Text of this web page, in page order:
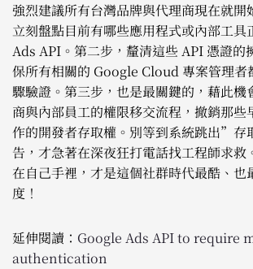
強烈建議所有台灣品牌與代理商現在就開
立刻盤點目前有哪些應用程式或內部工
Ads API。第二步，釐清這些 API 憑證的
保所有相關的 Google Cloud 專案管理者
驟驗證。第三步，也是最關鍵的，藉此機
商與內部員工的權限移交流程，撤銷那些
作的開發者存取權。別等到系統跳出”
告，才急著在深夜狂打電話找工程師求救
在自己手裡，才是這個社群時代最酷、也
度！
延伸閱讀： Google Ads API to require
authentication